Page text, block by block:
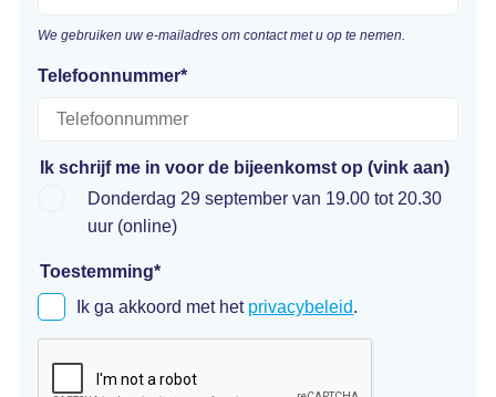
We gebruiken uw e-mailadres om contact met u op te nemen.
Telefoonnummer*
Ik schrijf me in voor de bijeenkomst op (vink aan)
Donderdag 29 september van 19.00 tot 20.30
uur (online)
Toestemming*
Ik ga akkoord met het privacybeleid.